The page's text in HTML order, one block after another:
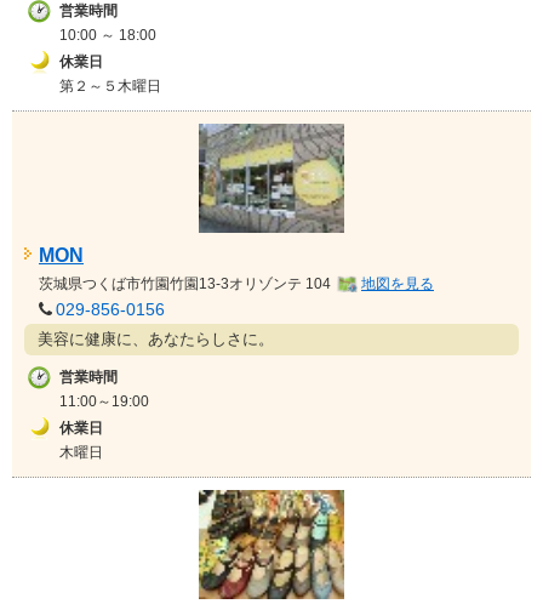
営業時間
10:00 ～ 18:00
休業日
第２～５木曜日
MON
茨城県つくば市竹園竹園13-3オリゾンテ 104 地図を見る
029-856-0156
美容に健康に、あなたらしさに。
営業時間
11:00～19:00
休業日
木曜日